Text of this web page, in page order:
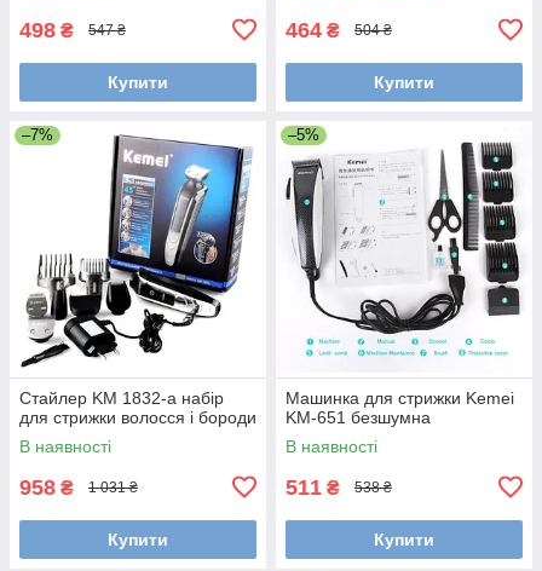
498 ₴ 547 ₴
Купити
464 ₴ 504 ₴
Купити
–7%
Стайлер KM 1832-a набір
для стрижки волосся і бороди
В наявності
958 ₴ 1 031 ₴
Купити
–5%
Машинка для стрижки Kemei
KM-651 безшумна
В наявності
511 ₴ 538 ₴
Купити